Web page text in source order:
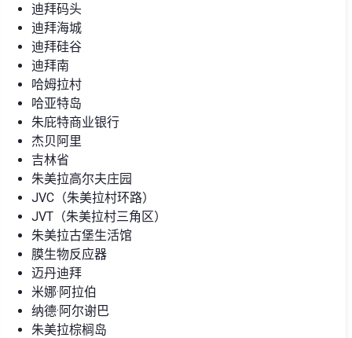
迪拜码头
迪拜海城
迪拜硅谷
迪拜南
哈姆拉村
哈亚特岛
朱庇特商业银行
杰贝阿里
吉林省
朱美拉高尔夫庄园
JVC（朱美拉村环路）
JVT（朱美拉村三角区）
朱美拉古堡生活馆
膜生物反应器
迈丹迪拜
米娜·阿拉伯
纳德·阿尔谢巴
朱美拉棕榈岛